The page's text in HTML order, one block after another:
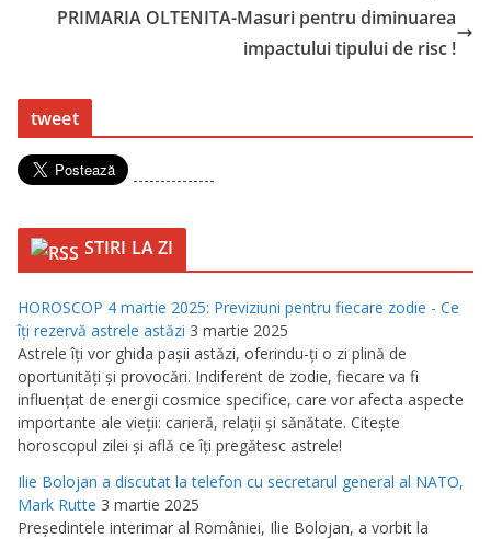
PRIMARIA OLTENITA-Masuri pentru diminuarea
impactului tipului de risc !
tweet
---------------
STIRI LA ZI
HOROSCOP 4 martie 2025: Previziuni pentru fiecare zodie - Ce
îţi rezervă astrele astăzi 3 martie 2025
Astrele îţi vor ghida paşii astăzi, oferindu-ţi o zi plină de
oportunităţi şi provocări. Indiferent de zodie, fiecare va fi
influenţat de energii cosmice specifice, care vor afecta aspecte
importante ale vieţii: carieră, relaţii şi sănătate. Citeşte
horoscopul zilei şi află ce îţi pregătesc astrele!
Ilie Bolojan a discutat la telefon cu secretarul general al NATO,
Mark Rutte 3 martie 2025
Preşedintele interimar al României, Ilie Bolojan, a vorbit la